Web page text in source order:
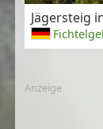
Jägersteig
Anzeige